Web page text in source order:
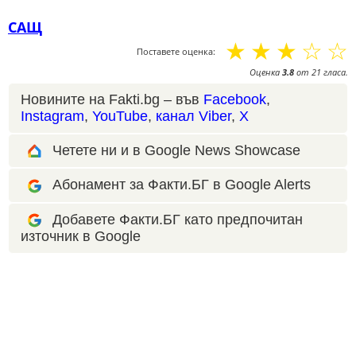
САЩ
Поставете оценка: ☆
☆
☆
☆
☆
Оценка 3.8 от 21 гласа.
Новините на Fakti.bg – във Facebook,
Instagram, YouTube, канал Viber, X
Четете ни и в Google News Showcase
Абонамент за Факти.БГ в Google Alerts
Добавете Факти.БГ като предпочитан
източник в Google